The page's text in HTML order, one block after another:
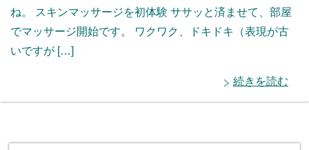
ね。 スキンマッサージを初体験 ササッと済ませて、部屋
でマッサージ開始です。 ワクワク、ドキドキ（表現が古
いですが […]
続きを読む